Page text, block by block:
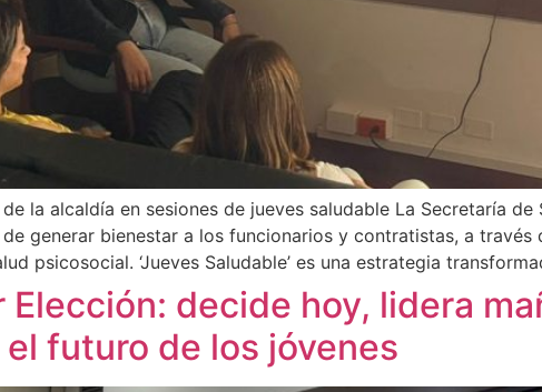
la alcaldía en sesiones de jueves saludable La Secretaría
generar bienestar a los funcionarios y contratistas, a través
psicosocial. ‘Jueves Saludable’ es una estrategia
Elección: decide hoy, lidera
futuro de los jóvenes